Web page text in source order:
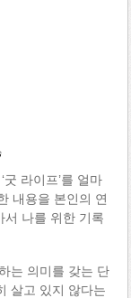
라이프’를 얼마
내용을 본인의 연
서 나를 위한 기록
는 의미를 갖는 단
살고 있지 않다는